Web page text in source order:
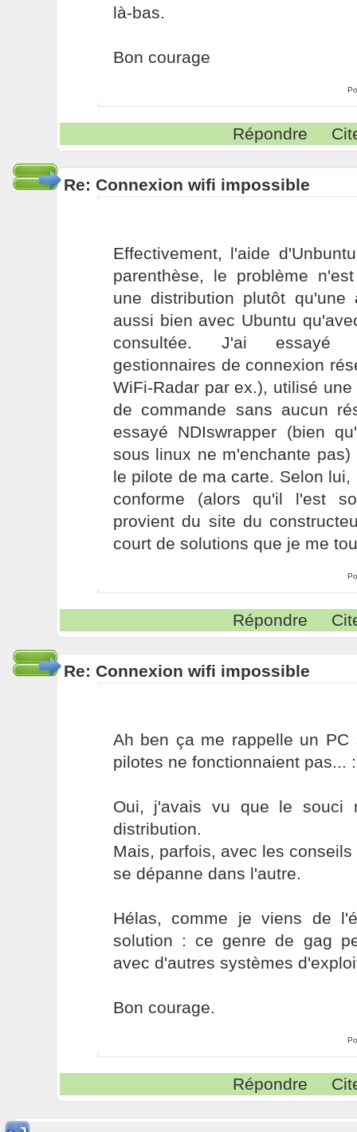
là-bas.
Bon courage
Répondre
Re: Connexion wifi impossible
Effectivement, l'aide
parenthèse, le problème
une distribution plutôt
aussi bien avec Ubuntu
consultée. J'ai essayé
gestionnaires de connexion
WiFi-Radar par ex.), utilisé
de commande sans aucun
essayé NDIswrapper (bien
sous linux ne m'enchante
le pilote de ma carte. Selon
conforme (alors qu'il l'est
provient du site du
court de solutions que je me
Répondre
Re: Connexion wifi impossible
Ah ben ça me rappelle un PC
pilotes ne fonctionnaient pas...
Oui, j'avais vu que le souci
distribution.
Mais, parfois, avec les
se dépanne dans l'autre.
Hélas, comme je viens de
solution : ce genre de gag
avec d'autres systèmes
Bon courage.
Répondre